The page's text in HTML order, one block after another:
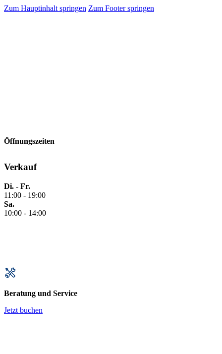
Zum Hauptinhalt springen Zum Footer springen
Öffnungszeiten
Verkauf
Di. - Fr.
11:00 - 19:00
Sa.
10:00 - 14:00
Beratung und Service
Jetzt buchen